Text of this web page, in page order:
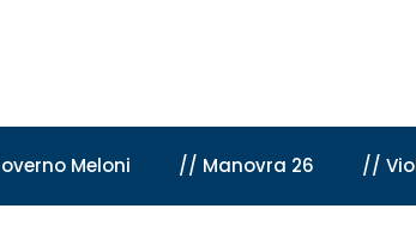
Meloni // Manovra 26 //